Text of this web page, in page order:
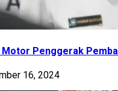
Motor Penggerak
16, 2024